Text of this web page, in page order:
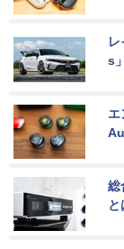
s
エ
総
と